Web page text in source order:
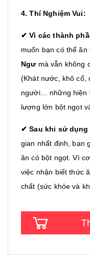
4. Thí Nghiệm Vui:
✔ Vì các thành
muốn bạn có thể ăn
Ngưmà vẫn không
(Khát nước, khô cổ,
người… những hiện
lượng lớn bột ngọt
✔ Sau khi sử dụng
gian nhất định, bạn
ăn có bột ngọt. Vì
việc nhận biết thức
chất (sức khỏe và